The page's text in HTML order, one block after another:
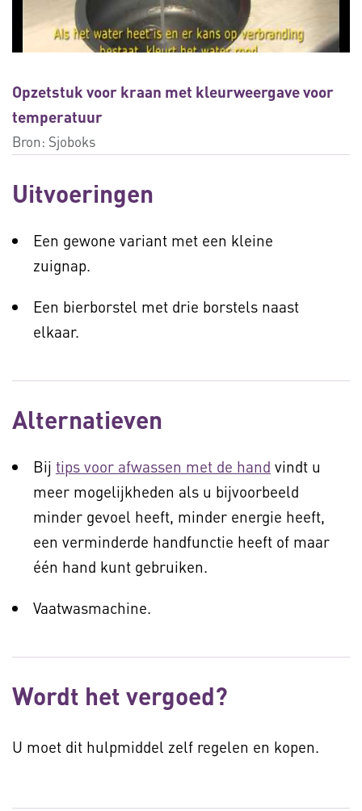
Opzetstuk voor kraan met kleurweergave voor
temperatuur
Bron: Sjoboks
Uitvoeringen
Een gewone variant met een kleine
zuignap.
Een bierborstel met drie borstels naast
elkaar.
Alternatieven
Bij tips voor afwassen met de hand vindt u
meer mogelijkheden als u bijvoorbeeld
minder gevoel heeft, minder energie heeft,
een verminderde handfunctie heeft of maar
één hand kunt gebruiken.
Vaatwasmachine.
Wordt het vergoed?
U moet dit hulpmiddel zelf regelen en kopen.